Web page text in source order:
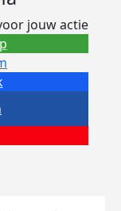
jouw actie